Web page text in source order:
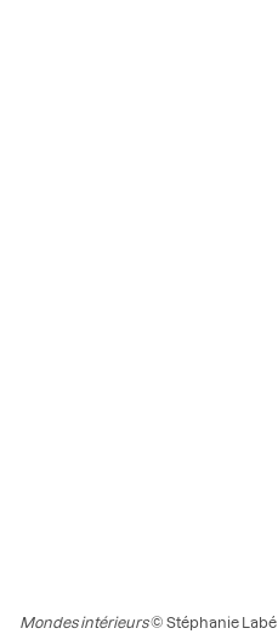
Mondes intérieurs© Stéphanie Labé